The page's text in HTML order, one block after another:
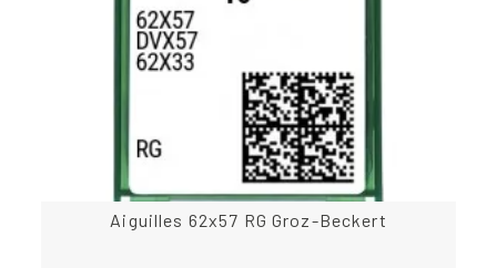
Aiguilles 62x57 RG Groz-Beckert